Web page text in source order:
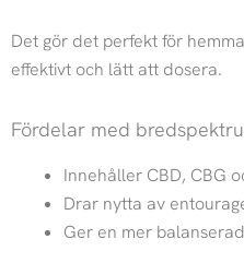
Det gör det perfekt för
effektivt och lätt att dosera.
Fördelar med
Innehåller CBD, CBG
Drar nytta av
Ger en mer